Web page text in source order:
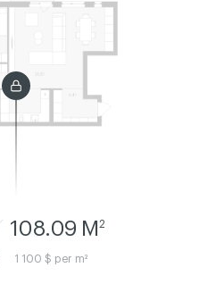
108.09 M 2
1 100 $ per m²